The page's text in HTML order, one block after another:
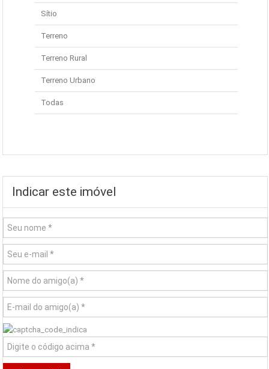
Sítio
Terreno
Terreno Rural
Terreno Urbano
Todas
Indicar este imóvel